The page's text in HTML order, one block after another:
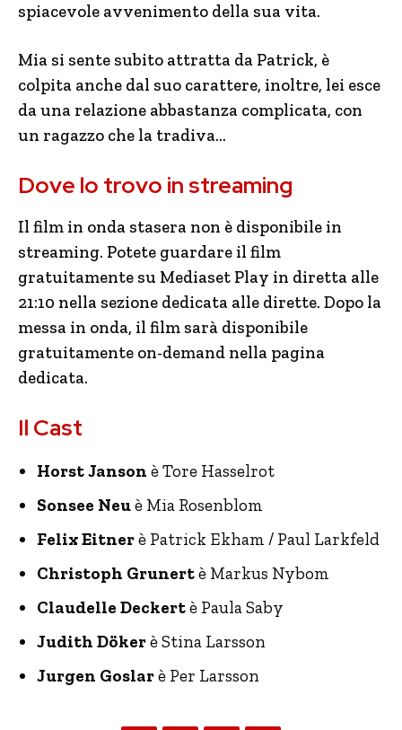
spiacevole avvenimento della sua vita.
Mia si sente subito attratta da Patrick, è
colpita anche dal suo carattere, inoltre, lei esce
da una relazione abbastanza complicata, con
un ragazzo che la tradiva…
Dove lo trovo in streaming
Il film in onda stasera non è disponibile in
streaming. Potete guardare il film
gratuitamente su Mediaset Play in diretta alle
21:10 nella sezione dedicata alle dirette. Dopo la
messa in onda, il film sarà disponibile
gratuitamente on-demand nella pagina
dedicata.
Il Cast
Horst Janson è Tore Hasselrot
Sonsee Neuè Mia Rosenblom
Felix Eitnerè Patrick Ekham / Paul Larkfeld
Christoph Grunertè Markus Nybom
Claudelle Deckertè Paula Saby
Judith Dökerè Stina Larsson
Jurgen Goslarè Per Larsson